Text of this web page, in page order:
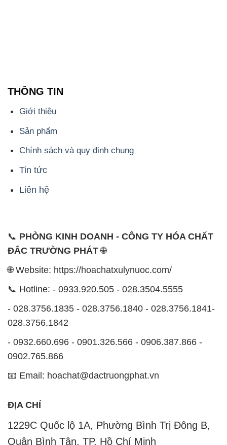
Chính sách và quy định chung
Tin tức
Liên hệ
📞
PHÒNG KINH DOANH - CÔNG TY HÓA CHẤT
ĐẮC TRƯỜNG PHÁT
- 028.3756.1835 - 028.3756.1840 - 028.3756.1841-
0902.765.866
📧 Email: hoachat@dactruongphat.vn
ĐỊA CHỈ
1229C Quốc lộ 1A, Phường Bình Trị Đông B,
Quận Bình Tân, TP. Hồ Chí Minh
CÔNG TY XNK TM SX HÓA CHẤT ĐẮC TRƯỜNG
PHÁT